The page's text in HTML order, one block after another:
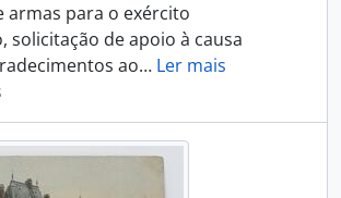
armas para o exército
solicitação de apoio à causa
ao… Ler mais